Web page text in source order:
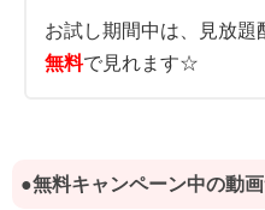
お試し期間中は、見放題
無料で見れます☆
●無料キャンペーン中の動